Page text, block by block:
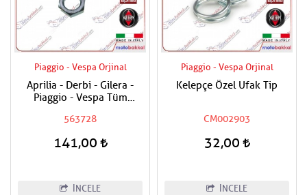
Piaggio - Vespa Orjinal
Aprilia - Derbi - Gilera -
Piaggio - Vespa Tüm
Tekerlek Somunu
563728
141,00
İNCELE
Piaggio - Vespa Orjinal
Kelepçe Özel Ufak Tip
CM002903
32,00
İNCELE